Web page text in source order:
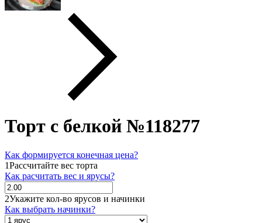
Торт с белкой №118277
Как формируется конечная цена?
1Рассчитайте вес торта
Как расчитать вес и ярусы?
2Укажите кол-во ярусов и начинки
Как выбрать начинки?